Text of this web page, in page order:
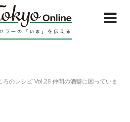
ろのレシピ Vol.28 仲間の酒癖に困っていま